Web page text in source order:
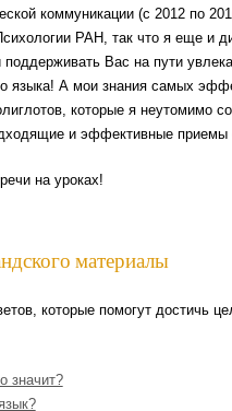
коммуникации (с 2012 по
РАН, так что я еще и
Вас на пути
языка! А мои знания самых
которые я неутомимо
и эффективные приемы
на уроках!
материалы
которые помогут достичь
значит?